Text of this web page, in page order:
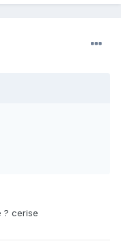
? cerise